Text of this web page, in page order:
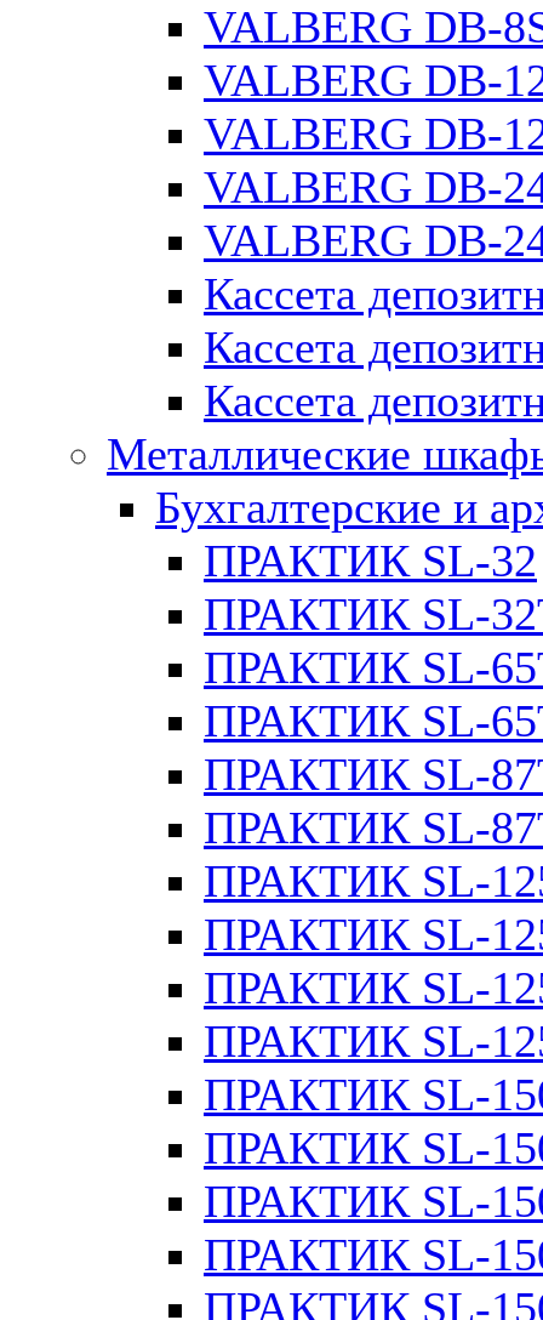
VALBERG DB-
VALBERG DB-
VALBERG DB-
VALBERG DB-
VALBERG DB-
Кассета
Кассета
Кассета
Металлические
Бухгалтерские и
ПРАКТИК SL-32
ПРАКТИК SL-
ПРАКТИК SL-
ПРАКТИК SL-
ПРАКТИК SL-
ПРАКТИК SL-
ПРАКТИК SL-
ПРАКТИК SL-
ПРАКТИК SL-
ПРАКТИК SL-
ПРАКТИК SL-
ПРАКТИК SL-
ПРАКТИК SL-
ПРАКТИК SL-
ПРАКТИК SL-